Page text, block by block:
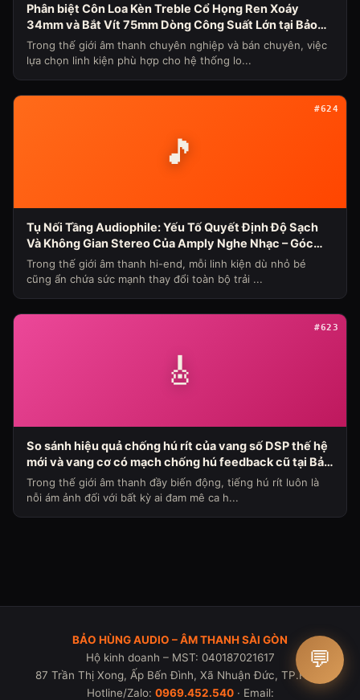
Phân biệt Côn Loa Kèn Treble Cổ Họng Ren Xoáy
34mm và Bắt Vít 75mm Dòng Công Suất Lớn tại Bảo
Hùng Audio (Chủ đề loa máy ngày 339)
Trong thế giới âm thanh chuyên nghiệp và bán chuyên, việc
lựa chọn linh kiện phù hợp cho hệ thống lo...
🎵
#624
Tụ Nối Tầng Audiophile: Yếu Tố Quyết Định Độ Sạch
Và Không Gian Stereo Của Amply Nghe Nhạc – Góc
Nhìn Chuyên Gia Từ Bảo Hùng Audio
Trong thế giới âm thanh hi-end, mỗi linh kiện dù nhỏ bé
cũng ẩn chứa sức mạnh thay đổi toàn bộ trải ...
🎸
#623
So sánh hiệu quả chống hú rít của vang số DSP thế hệ
mới và vang cơ có mạch chống hú feedback cũ tại Bảo
Hùng Audio (Chủ đề loa máy ngày 336)
Trong thế giới âm thanh đầy biến động, tiếng hú rít luôn là
nỗi ám ảnh đối với bất kỳ ai đam mê ca h...
BẢO HÙNG AUDIO – ÂM THANH SÀI GÒN
Hộ kinh doanh – MST: 040187021617
87 Trần Thị Xong, Ấp Bến Đình, Xã Nhuận Đức, TP.HCM
Hotline/Zalo: 0969.452.540· Email:
💬